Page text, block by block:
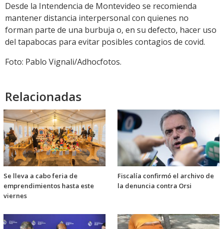
Desde la Intendencia de Montevideo se recomienda
mantener distancia interpersonal con quienes no
forman parte de una burbuja o, en su defecto, hacer uso
del tapabocas para evitar posibles contagios de covid.
Foto: Pablo Vignali/Adhocfotos.
Relacionadas
Se lleva a cabo feria de
emprendimientos hasta este
viernes
Fiscalía confirmó el archivo de
la denuncia contra Orsi